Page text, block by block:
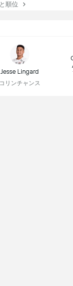
順位
Jesse Lingard
コリンチャンス